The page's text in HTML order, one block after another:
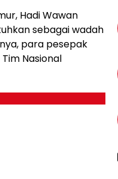
Hadi Wawan
sebagai wadah
para pesepak
Nasional